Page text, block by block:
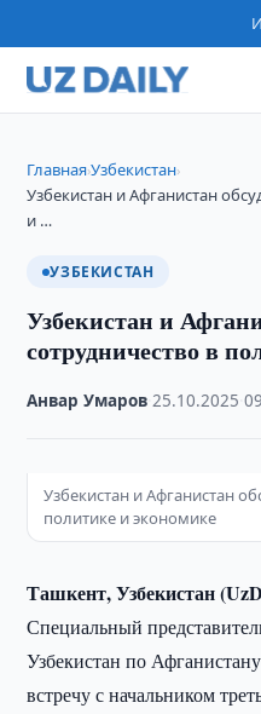
Главная›Узбекистан›
Узбекистан и Афганистан
и …
УЗБЕКИСТАН
Узбекистан и
сотрудничество в
Анвар Умаров ·25.10.2025 ·
Узбекистан и Афганистан
политике и экономике
Ташкент, Узбекистан
Специальный
Узбекистан по
встречу с начальником